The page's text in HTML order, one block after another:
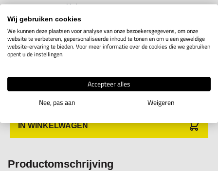
1M29.3.01
Univers.
schroefmaat
0-25mm
25-50mm
IN WINKELWAGEN
Productomschrijving
Wij gebruiken cookies
We kunnen deze plaatsen voor analyse van onze bezoekersgegevens, om onze
website te verbeteren, gepersonaliseerde inhoud te tonen en om u een geweldige
website-ervaring te bieden. Voor meer informatie over de cookies die we gebruiken
opent u de instellingen.
Accepteer alles
Nee, pas aan
Weigeren